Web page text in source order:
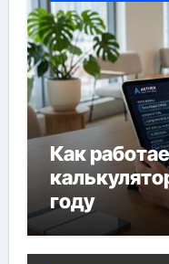
Как
году